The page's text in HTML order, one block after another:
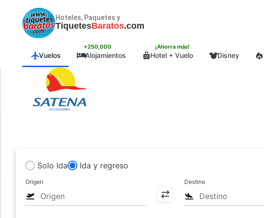
Hoteles, Paquetes y
TiquetesBaratos.com
Vuelos
+250,000
Alojamientos
¡Ahorra más!
Hotel + Vuelo Disney
Solo Ida Ida y regreso
Origen Destino